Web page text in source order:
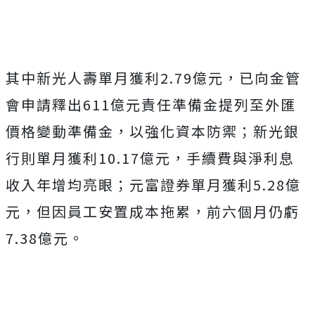
其中新光人壽單月獲利2.79億元，已向金管
會申請釋出611億元責任準備金提列至外匯
價格變動準備金，以強化資本防禦；新光銀
行則單月獲利10.17億元，手續費與淨利息
收入年增均亮眼；元富證券單月獲利5.28億
元，但因員工安置成本拖累，前六個月仍虧
7.38億元。